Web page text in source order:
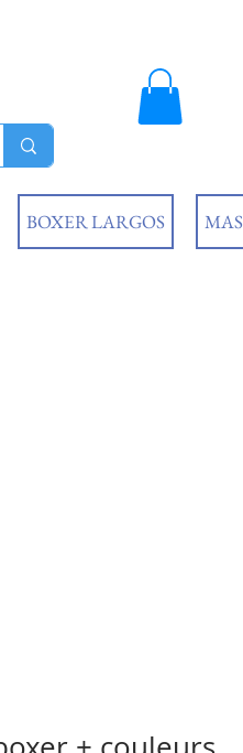
BOXER LARGOS MAS